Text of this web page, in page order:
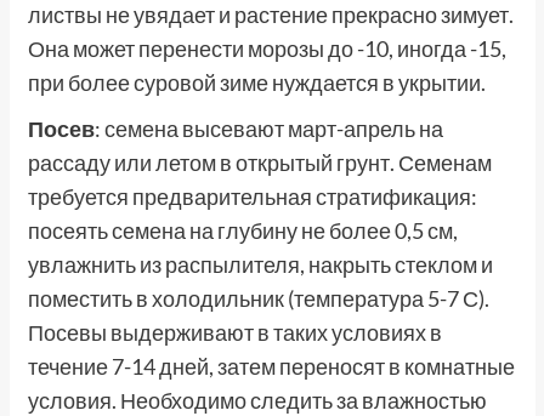
листвы не увядает и растение прекрасно зимует.
Она может перенести морозы до -10, иногда -15,
при более суровой зиме нуждается в укрытии.
Посев: семена высевают март-апрель на
рассаду или летом в открытый грунт. Семенам
требуется предварительная стратификация:
посеять семена на глубину не более 0,5 см,
увлажнить из распылителя, накрыть стеклом и
поместить в холодильник (температура 5-7 С).
Посевы выдерживают в таких условиях в
течение 7-14 дней, затем переносят в комнатные
условия. Необходимо следить за влажностью